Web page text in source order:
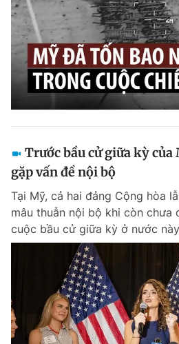
Video
Sản phẩm khác
Tiện ích
Đọc Thanh Niên trên điện thoại
Theo dõi báo trên
Trước bầu cử giữa kỳ của
gặp vấn đề nội bộ
Tại Mỹ, cả hai đảng Cộng hòa
mâu thuẫn nội bộ khi còn chưa
cuộc bầu cử giữa kỳ ở nước